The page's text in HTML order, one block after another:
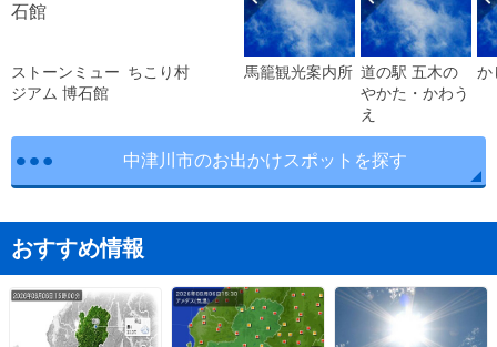
ストーンミュー
ジアム 博石館
ちこり村 馬籠観光案内所 道の駅 五木の
やかた・かわう
え
か
中津川市のお出かけスポットを探す
おすすめ情報